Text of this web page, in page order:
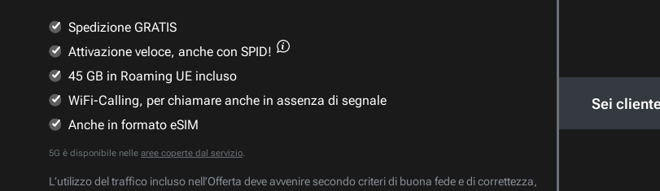
Sei
Spedizione GRATIS
Attivazione veloce, anche con SPID!
45 GB in Roaming UE incluso
WiFi-Calling, per chiamare anche in assenza di segnale
Anche in formato eSIM
5G è disponibile nelle aree coperte dal servizio.
L’utilizzo del traffico incluso nell’Offerta deve avvenire secondo criteri di buona fede e di correttezza,